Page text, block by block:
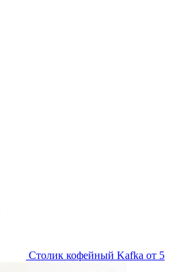
Столик кофейный Kafka от 5